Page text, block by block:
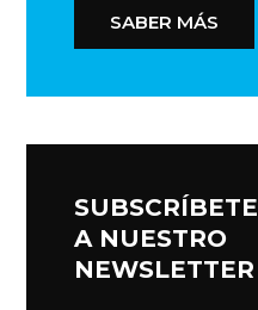
SABER MÁS
SUBSCRÍBETE
A NUESTRO
NEWSLETTER